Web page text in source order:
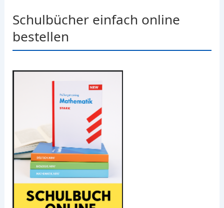
Schulbücher einfach online
bestellen